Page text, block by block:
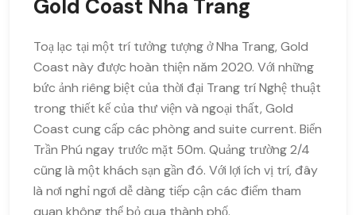
Gold Coast Nha Trang
Toạ lạc tại một trí tưởng tượng ở Nha Trang, Gold
Coast này được hoàn thiện năm 2020. Với những
bức ảnh riêng biệt của thời đại Trang trí Nghệ thuật
trong thiết kế của thư viện và ngoại thất, Gold
Coast cung cấp các phòng and suite current. Biển
Trần Phú ngay trước mặt 50m. Quảng trường 2/4
cũng là một khách sạn gần đó. Với lợi ích vị trí, đây
là nơi nghỉ ngơi dễ dàng tiếp cận các điểm tham
quan không thể bỏ qua thành phố.